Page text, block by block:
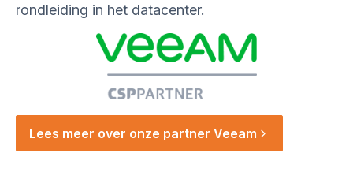
rondleiding in het datacenter.
Lees meer over onze partner Veeam